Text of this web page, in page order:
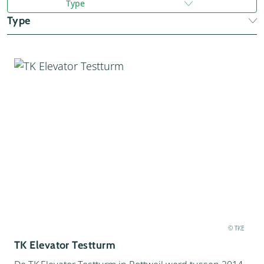
Gebouw (1)
Type
Type
Gebouw (1)
© TKE
TK Elevator Testturm